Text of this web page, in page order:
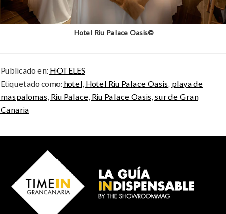
Hotel Riu Palace Oasis©
Publicado en: HOTELES
Etiquetado como: hotel, Hotel Riu Palace Oasis, playa de
maspalomas, Riu Palace, Riu Palace Oasis, sur de Gran
Canaria